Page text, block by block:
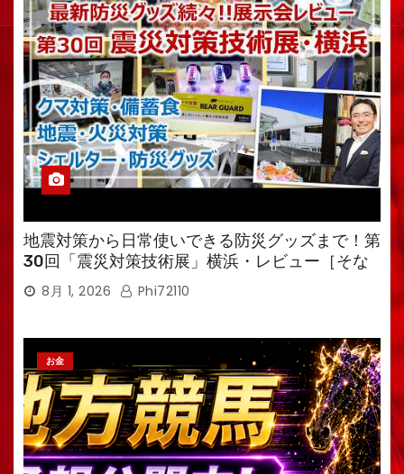
地震対策から日常使いできる防災グッズまで！第
30回「震災対策技術展」横浜・レビュー［そな
えるTV・高荷智也］
8月 1, 2026 Phi72110
お金